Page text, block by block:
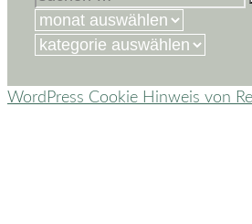
nach:
kategorien
WordPress Cookie Hinweis von